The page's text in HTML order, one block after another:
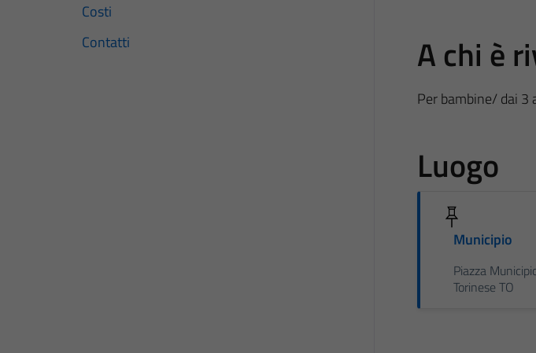
Costi
Contatti
A chi è
Per bambine/ dai 3
Luogo
Municipio
Piazza
Torinese TO